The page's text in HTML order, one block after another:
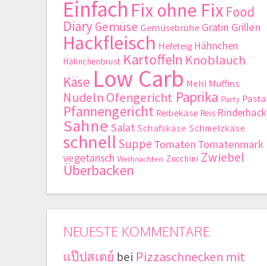
Einfach Fix ohne FixFood
DiaryGemüse Gemüsebrühe Gratin Grillen
Hackfleisch Hefeteig Hähnchen
Hähnchenbrust Kartoffeln Knoblauch
Käse Low Carb Mehl Muffins
NudelnOfengericht Paprika Party Pasta
Pfannengericht Reibekäse Reis Rinderhack
Sahne Salat Schafskäse Schmelzkäse
schnell Suppe Tomaten Tomatenmark
vegetarisch Weihnachten Zucchini Zwiebel
Überbacken
NEUESTE KOMMENTARE
แป๊ปสเตย์ bei Pizzaschnecken mit